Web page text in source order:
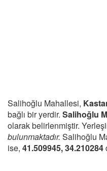
Salihoğlu Mahallesi,
bağlı bir yerdir. Salihoğlu
olarak belirlenmiştir.
bulunmaktadır. Salihoğlu
ise, 41.509945, 34.210284